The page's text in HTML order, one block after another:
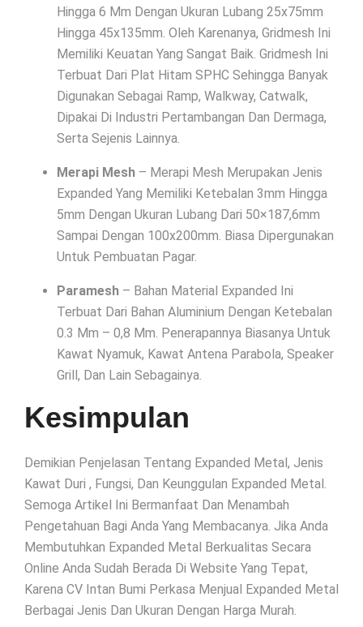
Hingga 6 Mm Dengan Ukuran Lubang 25x75mm
Hingga 45x135mm. Oleh Karenanya, Gridmesh Ini
Memiliki Keuatan Yang Sangat Baik. Gridmesh Ini
Terbuat Dari Plat Hitam SPHC Sehingga Banyak
Digunakan Sebagai Ramp, Walkway, Catwalk,
Dipakai Di Industri Pertambangan Dan Dermaga,
Serta Sejenis Lainnya.
Merapi Mesh – Merapi Mesh Merupakan Jenis
Expanded Yang Memiliki Ketebalan 3mm Hingga
5mm Dengan Ukuran Lubang Dari 50×187,6mm
Sampai Dengan 100x200mm. Biasa Dipergunakan
Untuk Pembuatan Pagar.
Paramesh – Bahan Material Expanded Ini
Terbuat Dari Bahan Aluminium Dengan Ketebalan
0.3 Mm – 0,8 Mm. Penerapannya Biasanya Untuk
Kawat Nyamuk, Kawat Antena Parabola, Speaker
Grill, Dan Lain Sebagainya.
Kesimpulan
Demikian Penjelasan Tentang Expanded Metal, Jenis
Kawat Duri , Fungsi, Dan Keunggulan Expanded Metal.
Semoga Artikel Ini Bermanfaat Dan Menambah
Pengetahuan Bagi Anda Yang Membacanya. Jika Anda
Membutuhkan Expanded Metal Berkualitas Secara
Online Anda Sudah Berada Di Website Yang Tepat,
Karena CV Intan Bumi Perkasa Menjual Expanded Metal
Berbagai Jenis Dan Ukuran Dengan Harga Murah.